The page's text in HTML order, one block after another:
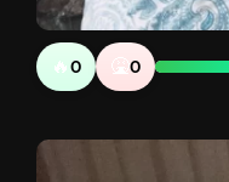
🔥0 0